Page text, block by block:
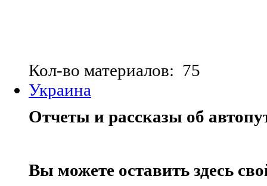
Кол-во материалов: 75
Украина
Отчеты и рассказы об
Вы можете оставить здесь